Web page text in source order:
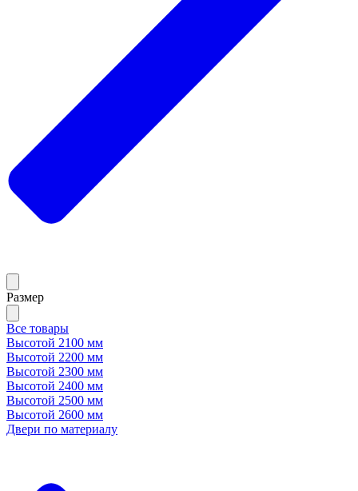
Размер
Все товары
Высотой 2100 мм
Высотой 2200 мм
Высотой 2300 мм
Высотой 2400 мм
Высотой 2500 мм
Высотой 2600 мм
Двери по материалу